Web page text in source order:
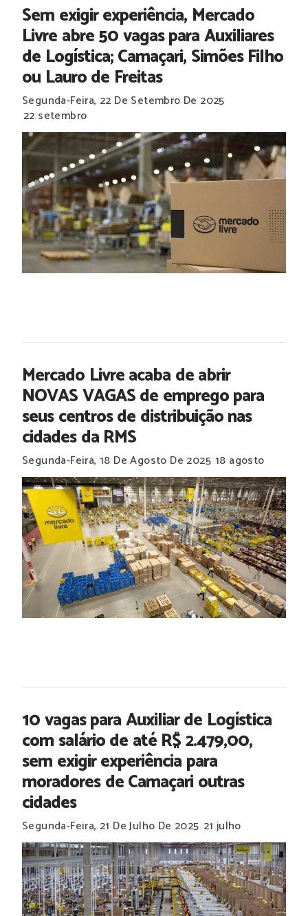
Sem exigir experiência, Mercado
Livre abre 50 vagas para Auxiliares
de Logística; Camaçari, Simões Filho
ou Lauro de Freitas
Segunda-Feira, 22 De Setembro De 2025
22 setembro
Mercado Livre acaba de abrir
NOVAS VAGAS de emprego para
seus centros de distribuição nas
cidades da RMS
Segunda-Feira, 18 De Agosto De 2025 18 agosto
10 vagas para Auxiliar de Logística
com salário de até R$ 2.479,00,
sem exigir experiência para
moradores de Camaçari outras
cidades
Segunda-Feira, 21 De Julho De 2025 21 julho